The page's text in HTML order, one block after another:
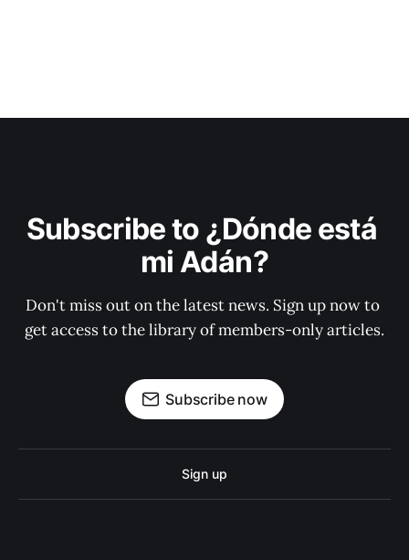
Subscribe to ¿Dónde está
mi Adán?
Don't miss out on the latest news. Sign up now to
get access to the library of members-only articles.
Subscribe now
Sign up